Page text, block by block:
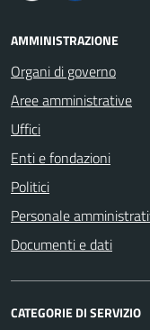
AMMINISTRAZIONE
Organi di governo
Aree amministrative
Uffici
Enti e fondazioni
Politici
Personale
Documenti e dati
CATEGORIE DI SERVIZIO